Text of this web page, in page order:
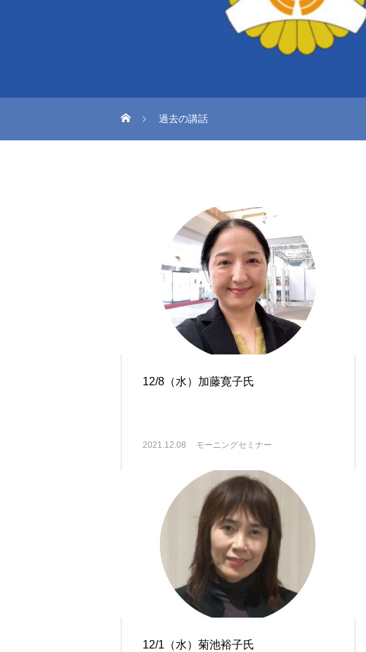
過去の講話
12/8（水）加藤寛子氏
2021.12.08 モーニングセミナー
12/1（水）菊池裕子氏